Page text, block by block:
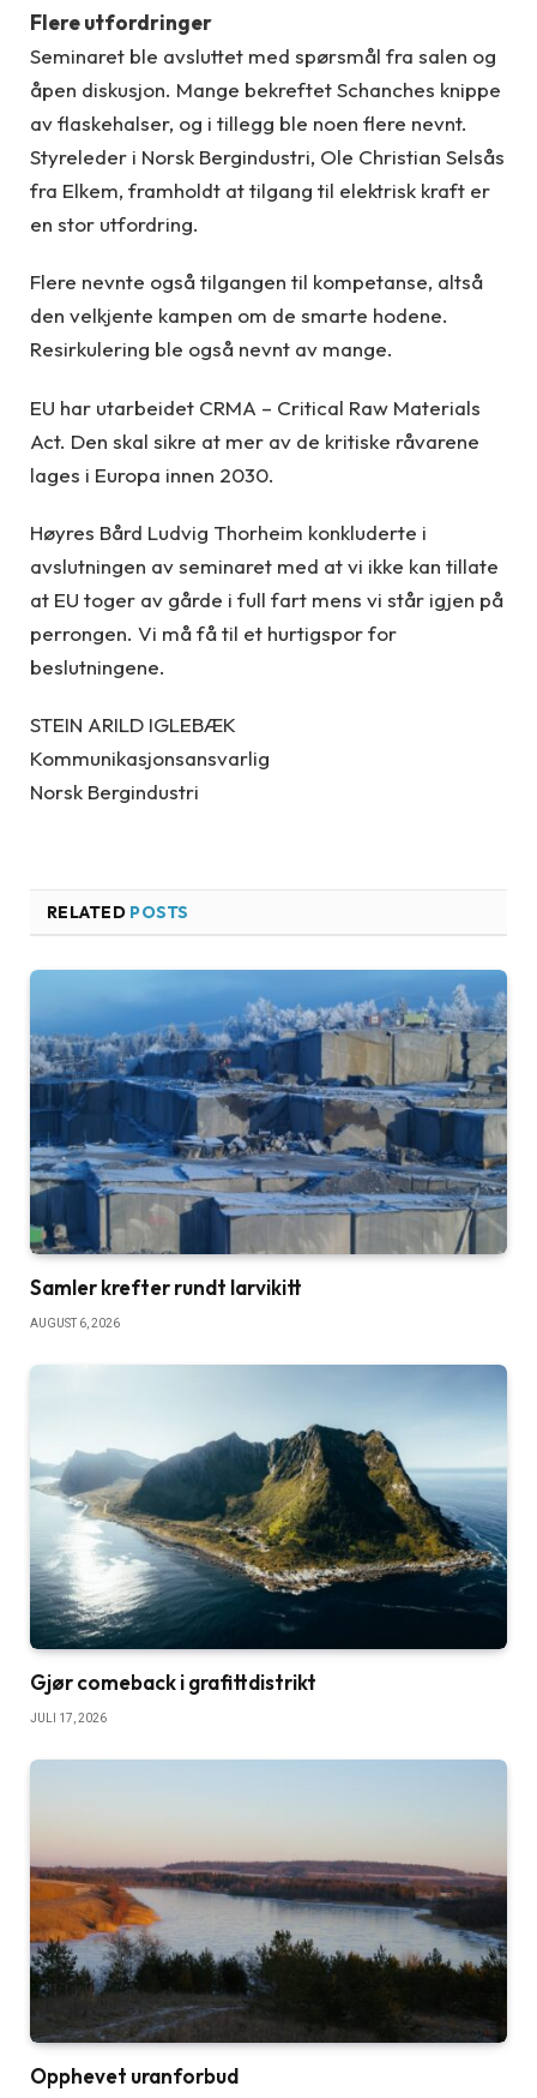
Flere utfordringer
Seminaret ble avsluttet med spørsmål fra salen og
åpen diskusjon. Mange bekreftet Schanches knippe
av flaskehalser, og i tillegg ble noen flere nevnt.
Styreleder i Norsk Bergindustri, Ole Christian Selsås
fra Elkem, framholdt at tilgang til elektrisk kraft er
en stor utfordring.
Flere nevnte også tilgangen til kompetanse, altså
den velkjente kampen om de smarte hodene.
Resirkulering ble også nevnt av mange.
EU har utarbeidet CRMA – Critical Raw Materials
Act. Den skal sikre at mer av de kritiske råvarene
lages i Europa innen 2030.
Høyres Bård Ludvig Thorheim konkluderte i
avslutningen av seminaret med at vi ikke kan tillate
at EU toger av gårde i full fart mens vi står igjen på
perrongen. Vi må få til et hurtigspor for
beslutningene.
STEIN ARILD IGLEBÆK
Kommunikasjonsansvarlig
Norsk Bergindustri
RELATED POSTS
Samler krefter rundt larvikitt
AUGUST 6, 2026
Gjør comeback i grafittdistrikt
JULI 17, 2026
Opphevet uranforbud